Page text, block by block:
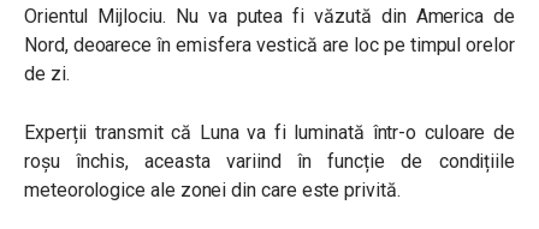
Orientul Mijlociu. Nu va putea fi văzută din America de
Nord, deoarece în emisfera vestică are loc pe timpul orelor
de zi.
Experții transmit că Luna va fi luminată într-o culoare de
roșu închis, aceasta variind în funcție de condițiile
meteorologice ale zonei din care este privită.